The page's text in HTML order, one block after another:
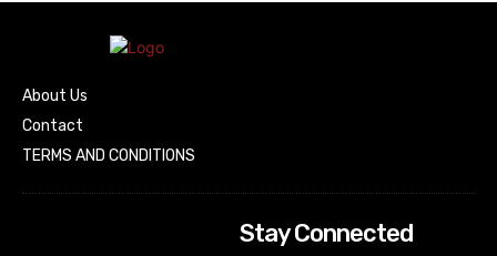
About Us
Contact
TERMS AND CONDITIONS
Stay Connected